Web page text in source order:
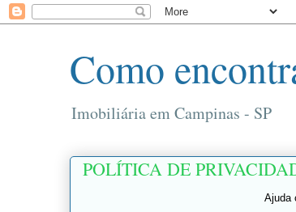
Como
Imobiliária em Campinas - SP
POLÍTICA DE
Ajuda